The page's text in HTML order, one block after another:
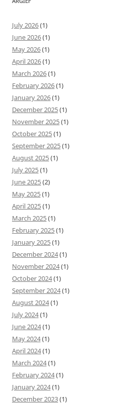
July 2026(1)
June 2026(1)
May 2026(1)
April 2026(1)
March 2026(1)
February 2026(1)
January 2026(1)
December 2025(1)
November 2025(1)
October 2025(1)
September 2025(1)
August 2025(1)
July 2025(1)
June 2025(2)
May 2025(1)
April 2025(1)
March 2025(1)
February 2025(1)
January 2025(1)
December 2024(1)
November 2024(1)
October 2024(1)
September 2024(1)
August 2024(1)
July 2024(1)
June 2024(1)
May 2024(1)
April 2024(1)
March 2024(1)
February 2024(1)
January 2024(1)
December 2023(1)